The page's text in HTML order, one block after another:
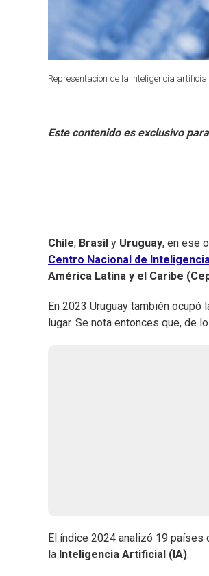
Representación de la inteligencia
Chile, Brasil y Uruguay, en ese
Centro Nacional de
América Latina y el Caribe
En 2023 Uruguay también ocupó
lugar. Se nota entonces que, de
El índice 2024 analizó 19 países
la Inteligencia Artificial (IA).